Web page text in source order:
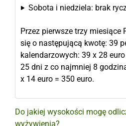
Sobota i niedziela: brak
Przez pierwsze trzy miesiące
się o następującą kwotę: 39
kalendarzowych: 39 x 28
25 dni z co najmniej 8
x 14 euro = 350 euro.
Do jakiej wysokości mogę
wyżywienia?